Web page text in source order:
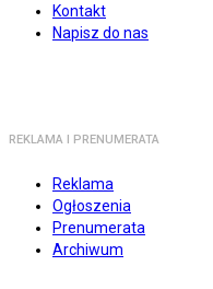
Kontakt
Napisz do nas
REKLAMA I PRENUMERATA
Reklama
Ogłoszenia
Prenumerata
Archiwum